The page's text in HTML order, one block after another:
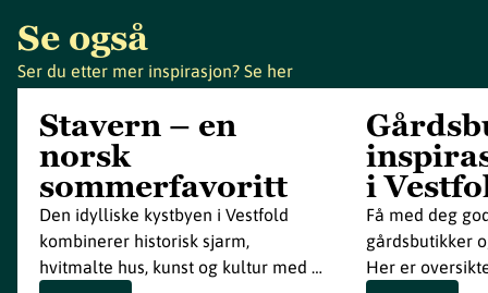
Se også
Ser du etter mer inspirasjon? Se her
Stavern – en
norsk
sommerfavoritt
Den idylliske kystbyen i Vestfold
kombinerer historisk sjarm,
hvitmalte hus, kunst og kultur med …
i
Få med deg
gårdsbutikker
Her er